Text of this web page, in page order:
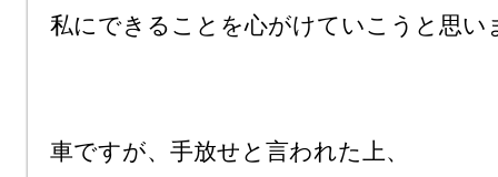
私にできることを心がけていこうと思い
車ですが、手放せと言われた上、